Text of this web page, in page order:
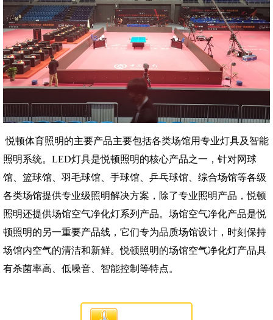
悦顿体育照明的主要产品主要包括各类场馆用专业灯具及智能
照明系统。 LED灯具是悦顿照明的核心产品之一，针对网球
馆、篮球馆、羽毛球馆、手球馆、乒乓球馆、综合场馆等各级
各类场馆提供专业级照明解决方案，除了专业照明产品，悦顿
照明还提供场馆空气净化灯系列产品。场馆空气净化产品是悦
顿照明的另一重要产品线，它们专为品质场馆设计，时刻保持
场馆内空气的清洁和新鲜。悦顿照明的场馆空气净化灯产品具
有杀菌率高、低噪音、智能控制等特点。